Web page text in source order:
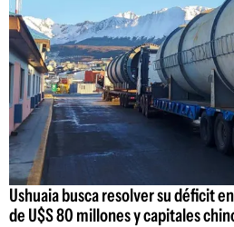
Ushuaia busca resolver su déficit
de U$S 80 millones y capitales